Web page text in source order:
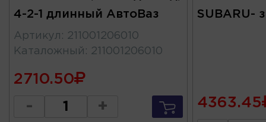
4-2-1 длинный АвтоВаз
Артикул : 211001206010
Каталожный : 211001206010
2710.50
- +
SUBARU-
4363.45